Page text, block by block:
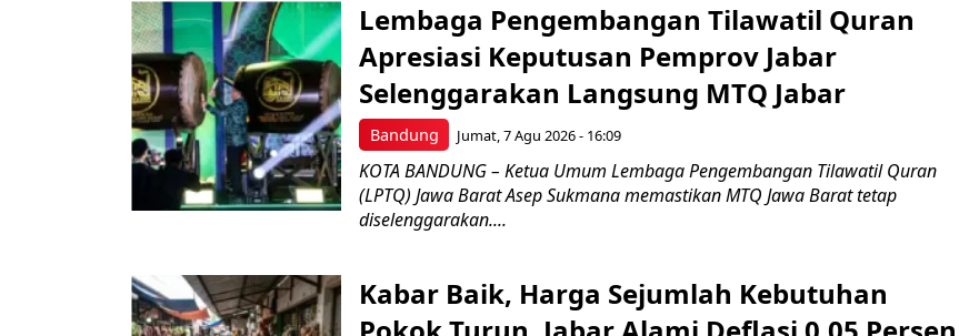
Bandung
Lembaga Pengembangan Tilawatil Quran
Apresiasi Keputusan Pemprov Jabar
Selenggarakan Langsung MTQ Jabar
Jumat, 7 Agu 2026 - 16:09
KOTA BANDUNG – Ketua Umum Lembaga Pengembangan Tilawatil Quran
(LPTQ) Jawa Barat Asep Sukmana memastikan MTQ Jawa Barat tetap
diselenggarakan....
Kabar Baik, Harga Sejumlah Kebutuhan